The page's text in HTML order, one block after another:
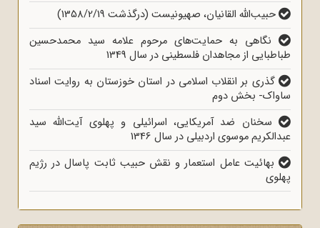
حبیب‌الله القانیان، صهیونیست (درگذشت 1358/2/19)
نگاهی به حمایت‌های مرحوم علامه سید محمدحسین
طباطبایی از مجاهدان فلسطینی در سال 1349
گذری بر انقلاب اسلامی در استان خوزستان به روایت اسناد
ساواک- بخش دوم
سخنان ضد آمریکایی، اسرائیلی و پهلوی آیت‌الله سید
عبدالکریم موسوی اردبیلی در سال 1346
بهائیت عامل استعمار و نقش حبیب ثابت پاسال در رژیم
پهلوی